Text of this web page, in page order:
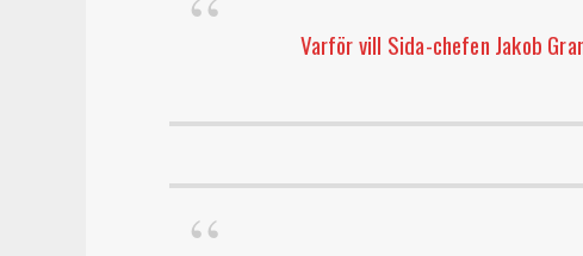
Varför vill Sida-chefen Jakob